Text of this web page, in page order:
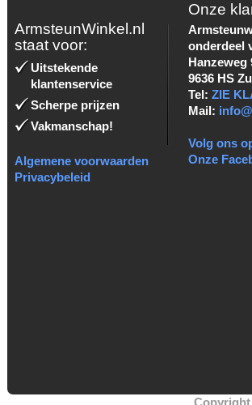
ArmsteunWinkel.nl
staat voor:
Uitstekende
klantenservice
Scherpe prijzen
Vakmanschap!
Algemene voorwaarden
Privacybeleid
Onze
onderdeel
Hanzeweg
9636 HS
Tel: ZIE
Mail:
Volg ons
Onze